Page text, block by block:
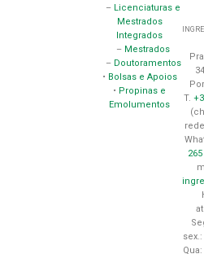
– Licenciaturas e
Mestrados
Integrados
– Mestrados
– Doutoramentos
• Bolsas e Apoios
• Propinas e
Emolumentos
T.